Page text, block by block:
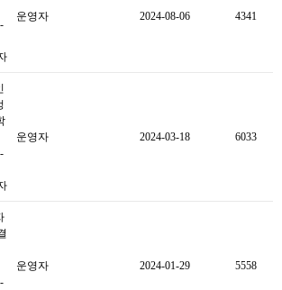
운영자 2024-08-06 4341
운영자 2024-03-18 6033
운영자 2024-01-29 5558